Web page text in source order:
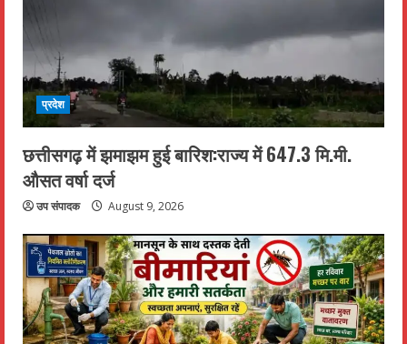
प्रदेश
छत्तीसगढ़ में झमाझम हुई बारिश:राज्य में 647.3 मि.मी.
औसत वर्षा दर्ज
उप संपादक August 9, 2026